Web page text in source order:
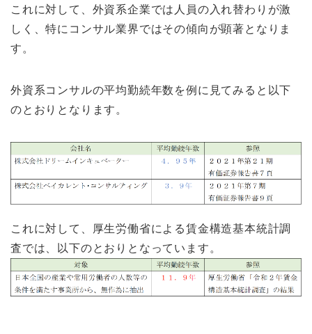
これに対して、外資系企業では人員の入れ替わりが激
しく、特にコンサル業界ではその傾向が顕著となりま
す。
外資系コンサルの平均勤続年数を例に見てみると以下
のとおりとなります。
これに対して、厚生労働省による賃金構造基本統計調
査では、以下のとおりとなっています。